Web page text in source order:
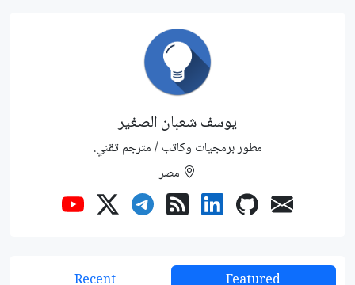
يوسف شعبان الصغير
مطور برمجيات وكاتب / مترجم تقني.
مصر